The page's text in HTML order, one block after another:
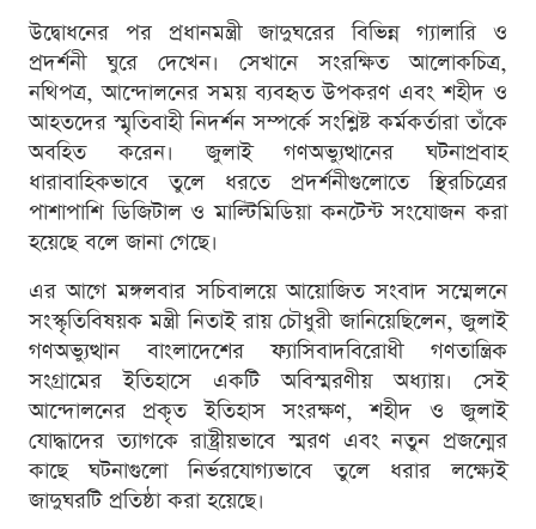
উদ্বোধনের পর প্রধানমন্ত্রী জাদুঘরের বিভিন্ন গ্যালারি ও
প্রদর্শনী ঘুরে দেখেন। সেখানে সংরক্ষিত আলোকচিত্র,
নথিপত্র, আন্দোলনের সময় ব্যবহৃত উপকরণ এবং শহীদ ও
আহতদের স্মৃতিবাহী নিদর্শন সম্পর্কে সংশ্লিষ্ট কর্মকর্তারা তাঁকে
অবহিত করেন। জুলাই গণঅভ্যুত্থানের ঘটনাপ্রবাহ
ধারাবাহিকভাবে তুলে ধরতে প্রদর্শনীগুলোতে স্থিরচিত্রের
পাশাপাশি ডিজিটাল ও মাল্টিমিডিয়া কনটেন্ট সংযোজন করা
হয়েছে বলে জানা গেছে।
এর আগে মঙ্গলবার সচিবালয়ে আয়োজিত সংবাদ সম্মেলনে
সংস্কৃতিবিষয়ক মন্ত্রী নিতাই রায় চৌধুরী জানিয়েছিলেন, জুলাই
গণঅভ্যুত্থান বাংলাদেশের ফ্যাসিবাদবিরোধী গণতান্ত্রিক
সংগ্রামের ইতিহাসে একটি অবিস্মরণীয় অধ্যায়। সেই
আন্দোলনের প্রকৃত ইতিহাস সংরক্ষণ, শহীদ ও জুলাই
যোদ্ধাদের ত্যাগকে রাষ্ট্রীয়ভাবে স্মরণ এবং নতুন প্রজন্মের
কাছে ঘটনাগুলো নির্ভরযোগ্যভাবে তুলে ধরার লক্ষ্যেই
জাদুঘরটি প্রতিষ্ঠা করা হয়েছে।